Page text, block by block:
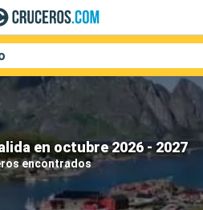
en octubre 2026 - 2027
encontrados